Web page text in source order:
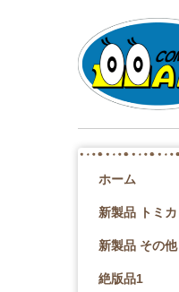
ホーム
新製品 トミカ
新製品 その他
絶版品1